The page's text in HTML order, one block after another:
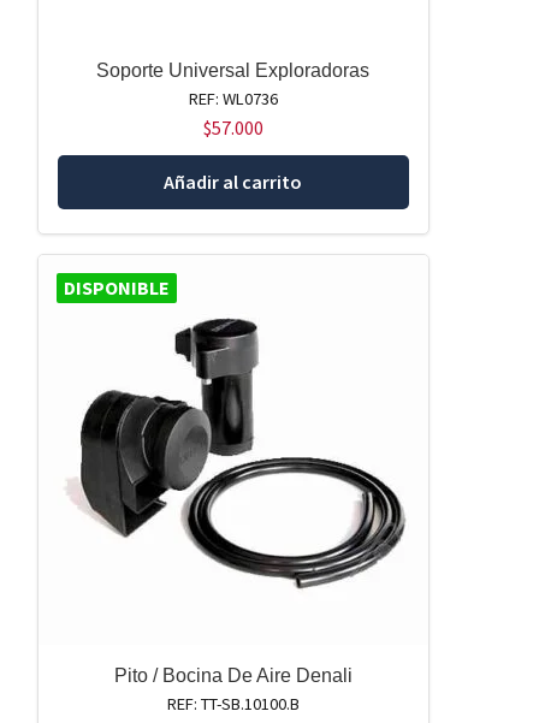
Soporte Universal Exploradoras
REF: WL0736
$57.000
Añadir al carrito
DISPONIBLE
Pito / Bocina De Aire Denali
REF: TT-SB.10100.B